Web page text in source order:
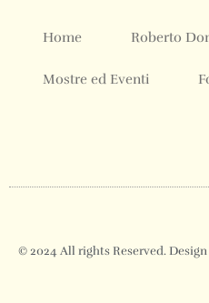
Home Roberto
Mostre ed Eventi
© 2024 All rights Reserved.